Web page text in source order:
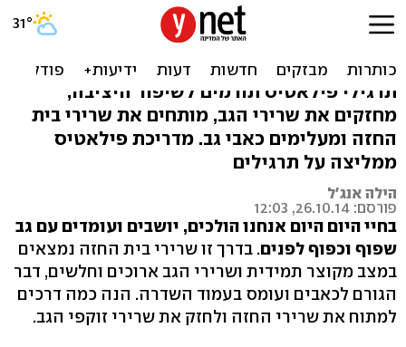
שוב כואב? 4 תרגילים לחיזוק
תרגילי פילאטיס תורמים לשיפור היציבה,
מחזקים את שרירי הגב, מותחים את שרירי בית
החזה ומעלימים כאבי גב. מדריכת פילאטיס
ממליצה על תרגילים
הילה אנג'ל
פורסם: 26.10.14, 12:03
בחיי היום היום אנחנו הולכים, יושבים ועומדים עם גב
שפוף וכפוף לפנים. בדרך זו שרירי בית החזה נמצאים
במצב מקוצר תמידית ושרירי הגב ארוכים וחלשים, דבר
הגורם לכאבים ועומס בעמוד השדרה. הנה כמה דרכים
למתוח את שרירי החזה ולחזק את שרירי זוקפי הגב.